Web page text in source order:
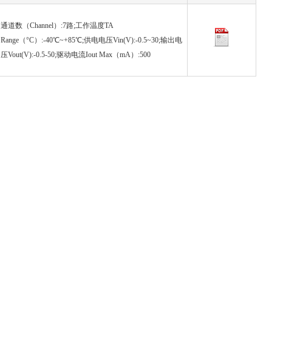
通道数（Channel）:7路;工作温度TA
Range（°C）:-40℃~+85℃;供电电压Vin(V):-0.5~30;输出电
压Vout(V):-0.5-50;驱动电流Iout Max（mA）:500